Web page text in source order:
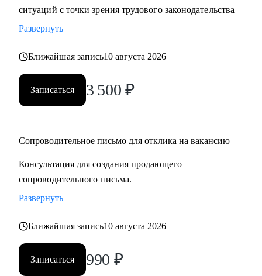
ситуаций с точки зрения трудового законодательства
Развернуть
Ближайшая запись10 августа 2026
Записаться 3 500 ₽
Сопроводительное письмо для отклика на вакансию
Консультация для создания продающего
сопроводительного письма.
Развернуть
Ближайшая запись10 августа 2026
Записаться 990 ₽